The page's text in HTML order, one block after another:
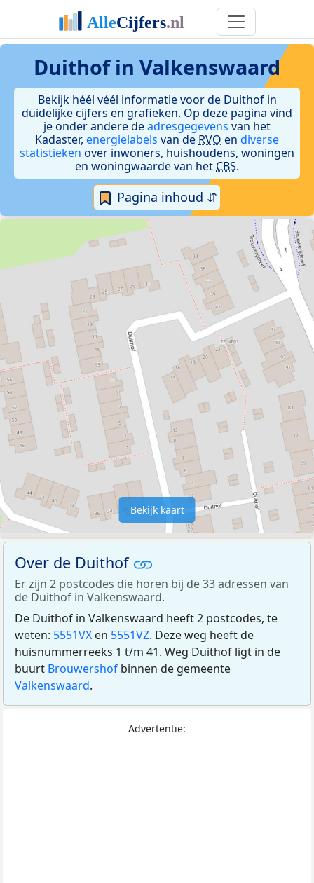
Duithof in Valkenswaard
Bekijk héél véél informatie voor de Duithof in
duidelijke cijfers en grafieken. Op deze pagina vind
je onder andere deadresgegevens van het
Kadaster, energielabels van de RVO en diverse
statistieken over inwoners, huishoudens, woningen
en woningwaarde van het CBS.
Pagina inhoud ⇵
Bekijk kaart
Over de Duithof
Er zijn 2 postcodes die horen bij de 33 adressen van
de Duithof in Valkenswaard.
De Duithof in Valkenswaard heeft 2 postcodes, te
weten: 5551VX en 5551VZ. Deze weg heeft de
huisnummerreeks 1 t/m 41. Weg Duithof ligt in de
buurt Brouwershof binnen de gemeente
Valkenswaard.
Advertentie: